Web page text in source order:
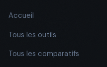
Accueil
Tous les outils
Tous les comparatifs